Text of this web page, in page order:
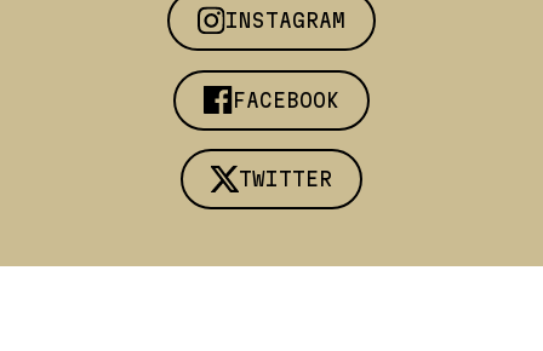
INSTAGRAM
FACEBOOK
TWITTER